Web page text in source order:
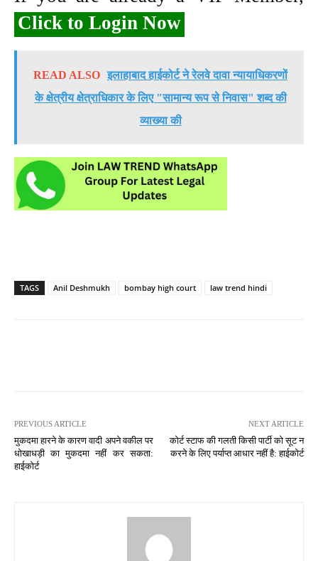
Click to Login Now
READ ALSO इलाहाबाद हाईकोर्ट ने रेलवे दावा न्यायाधिकरणों
के क्षेत्रीय क्षेत्राधिकार के लिए "सामान्य रूप से निवास" शब्द की
व्याख्या की
TAGS Anil Deshmukh bombay high court law trend hindi
PREVIOUS ARTICLE
मुकदमा हारने के कारण वादी अपने वकील पर
धोखाधड़ी का मुकदमा नहीं कर सकता:
हाईकोर्ट
NEXT ARTICLE
कोर्ट स्टाफ की गलती किसी पार्टी को सूट न
करने के लिए पर्याप्त आधार नहीं है: हाईकोर्ट